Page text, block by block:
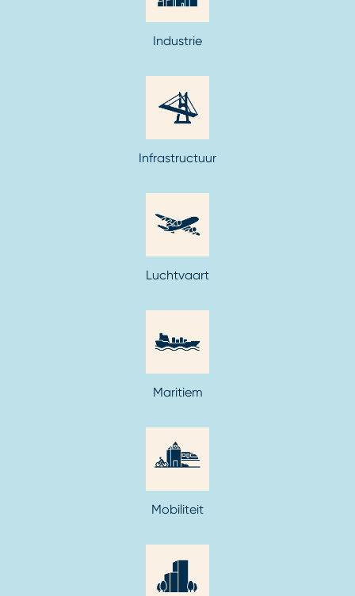
Industrie
Infrastructuur
Luchtvaart
Maritiem
Mobiliteit